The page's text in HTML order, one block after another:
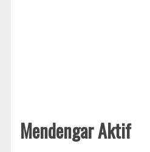
Mendengar Aktif